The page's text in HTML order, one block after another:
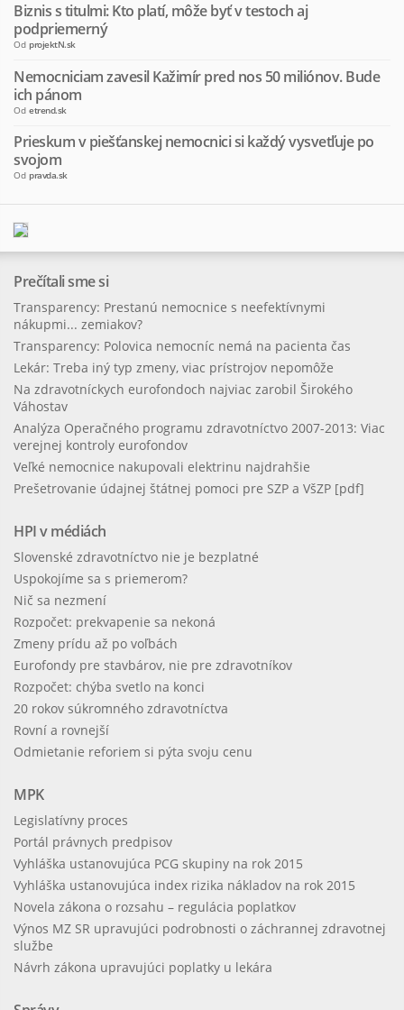
Biznis s titulmi: Kto platí, môže byť v testoch aj
podpriemerný
Od projektN.sk
Nemocniciam zavesil Kažimír pred nos 50 miliónov. Bude
ich pánom
Od etrend.sk
Prieskum v piešťanskej nemocnici si každý vysvetľuje po
svojom
Od pravda.sk
Prečítali sme si
Transparency: Prestanú nemocnice s neefektívnymi
nákupmi... zemiakov?
Transparency: Polovica nemocníc nemá na pacienta čas
Lekár: Treba iný typ zmeny, viac prístrojov nepomôže
Na zdravotníckych eurofondoch najviac zarobil Širokého
Váhostav
Analýza Operačného programu zdravotníctvo 2007-2013: Viac
verejnej kontroly eurofondov
Veľké nemocnice nakupovali elektrinu najdrahšie
Prešetrovanie údajnej štátnej pomoci pre SZP a VšZP [pdf]
HPI v médiách
Slovenské zdravotníctvo nie je bezplatné
Uspokojíme sa s priemerom?
Nič sa nezmení
Rozpočet: prekvapenie sa nekoná
Zmeny prídu až po voľbách
Eurofondy pre stavbárov, nie pre zdravotníkov
Rozpočet: chýba svetlo na konci
20 rokov súkromného zdravotníctva
Rovní a rovnejší
Odmietanie reforiem si pýta svoju cenu
MPK
Legislatívny proces
Portál právnych predpisov
Vyhláška ustanovujúca PCG skupiny na rok 2015
Vyhláška ustanovujúca index rizika nákladov na rok 2015
Novela zákona o rozsahu – regulácia poplatkov
Výnos MZ SR upravujúci podrobnosti o záchrannej zdravotnej
službe
Návrh zákona upravujúci poplatky u lekára